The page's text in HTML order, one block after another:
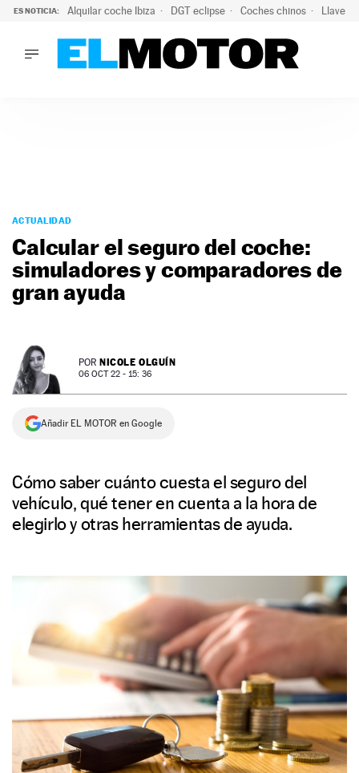
ES NOTICIA: Alquilar coche Ibiza DGT eclipse Coches chinos Llaves
PODCAST
MOTOS
TECNOLOGÍA
MOTORTV
SERVICIOS
NEWSLETTER
SÍGUENOS
ACTUALIDAD
Calcular el seguro del coche:
simuladores y comparadores de
gran ayuda
POR NICOLE OLGUÍN
06 OCT 22 - 15: 36
Añadir EL MOTOR en Google
Cómo saber cuánto cuesta el seguro del
vehículo, qué tener en cuenta a la hora de
elegirlo y otras herramientas de ayuda.